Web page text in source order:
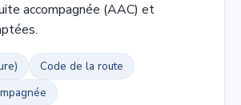
accompagnée (AAC) et
Code de la route